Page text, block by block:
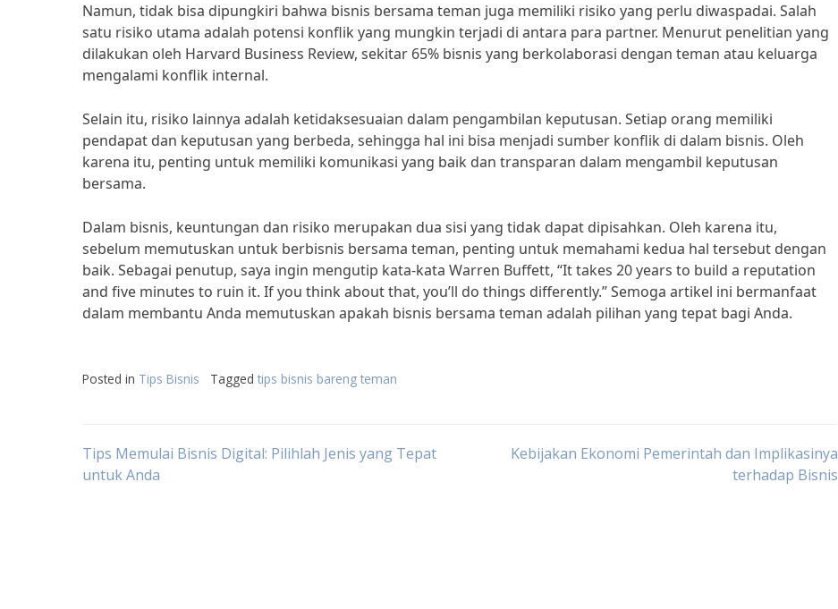
Namun, tidak bisa dipungkiri bahwa bisnis bersama teman juga memiliki risiko yang perlu diwaspadai. Salah
satu risiko utama adalah potensi konflik yang mungkin terjadi di antara para partner. Menurut penelitian yang
dilakukan oleh Harvard Business Review, sekitar 65% bisnis yang berkolaborasi dengan teman atau keluarga
mengalami konflik internal.
Selain itu, risiko lainnya adalah ketidaksesuaian dalam pengambilan keputusan. Setiap orang memiliki
pendapat dan keputusan yang berbeda, sehingga hal ini bisa menjadi sumber konflik di dalam bisnis. Oleh
karena itu, penting untuk memiliki komunikasi yang baik dan transparan dalam mengambil keputusan
bersama.
Dalam bisnis, keuntungan dan risiko merupakan dua sisi yang tidak dapat dipisahkan. Oleh karena itu,
sebelum memutuskan untuk berbisnis bersama teman, penting untuk memahami kedua hal tersebut dengan
baik. Sebagai penutup, saya ingin mengutip kata-kata Warren Buffett, “It takes 20 years to build a reputation
and five minutes to ruin it. If you think about that, you’ll do things differently.” Semoga artikel ini bermanfaat
dalam membantu Anda memutuskan apakah bisnis bersama teman adalah pilihan yang tepat bagi Anda.
Posted in Tips Bisnis Tagged tips bisnis bareng teman
Post
Tips Memulai Bisnis Digital: Pilihlah Jenis yang Tepat
untuk Anda
Kebijakan Ekonomi Pemerintah dan Implikasinya
terhadap Bisnis